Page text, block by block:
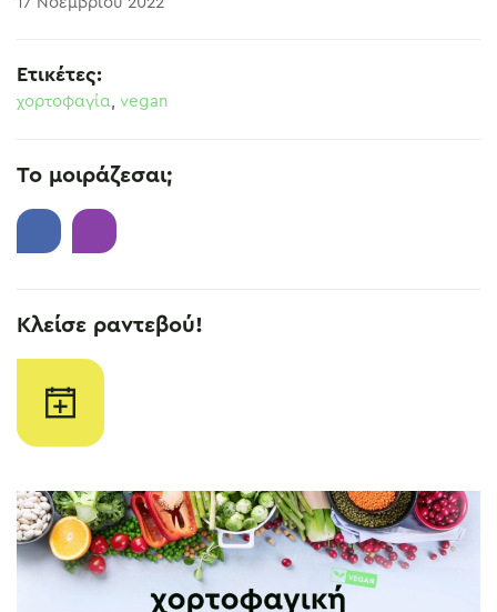
Ετικέτες:
χορτοφαγία, vegan
Το μοιράζεσαι;
Κλείσε ραντεβού!